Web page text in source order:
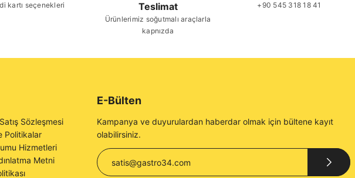
kartı seçenekleri
Teslimat
Ürünlerimiz soğutmalı araçlarla
kapnızda
+90 545 318 18 41
Sözleşmesi
Politikalar
Hizmetleri
Metni
E-Bülten
Kampanya ve duyurulardan haberdar olmak için bültene kayıt
olabilirsiniz.